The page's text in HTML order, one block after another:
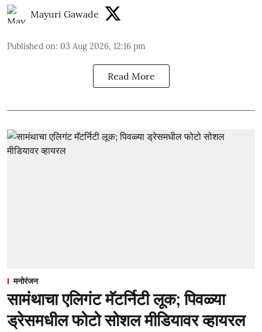
Mayuri Gawade
Published on: 03 Aug 2026, 12:16 pm
Read More
मनोरंजन
सामंथाचा एलिगंट मॅटर्निटी लूक; पिवळ्या
ड्रेसमधील फोटो सोशल मीडियावर व्हायरल